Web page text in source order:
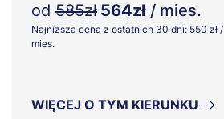
od 585zł 564zł / mies.
Najniższa cena z ostatnich 30 dni: 550 zł /
mies.
WIĘCEJ O TYM KIERUNKU